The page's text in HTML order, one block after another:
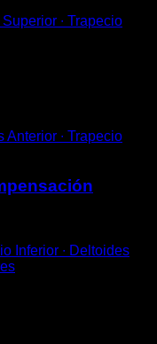
∙ Trapecio
Anterior ∙ Trapecio
Inferior ∙ Deltoides